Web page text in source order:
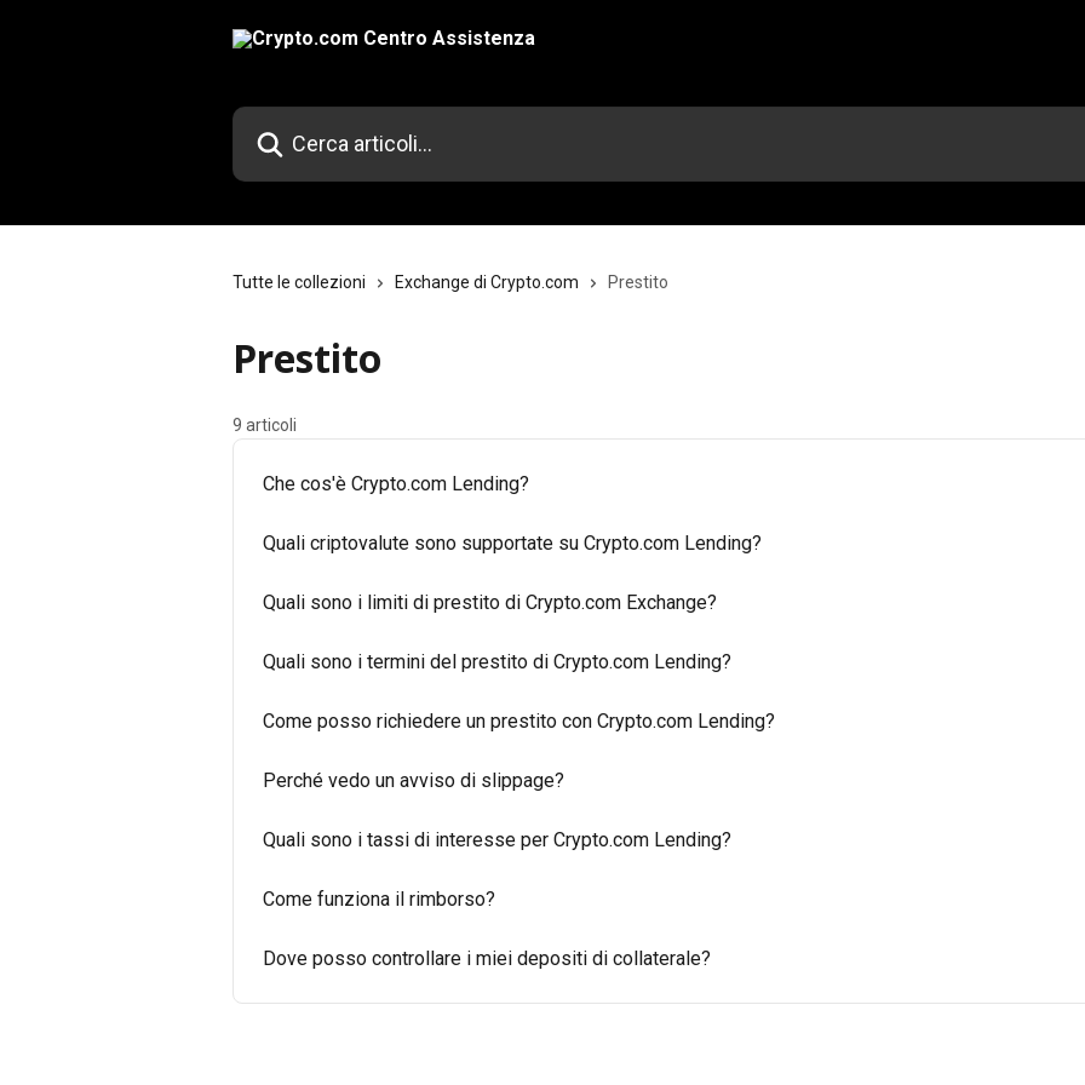
Cerca articoli…
Tutte le collezioni Exchange di Crypto.com Prestito
Prestito
9 articoli
Che cos'è Crypto.com Lending?
Quali criptovalute sono supportate su Crypto.com Lending?
Quali sono i limiti di prestito di Crypto.com Exchange?
Quali sono i termini del prestito di Crypto.com Lending?
Come posso richiedere un prestito con Crypto.com Lending?
Perché vedo un avviso di slippage?
Quali sono i tassi di interesse per Crypto.com Lending?
Come funziona il rimborso?
Dove posso controllare i miei depositi di collaterale?